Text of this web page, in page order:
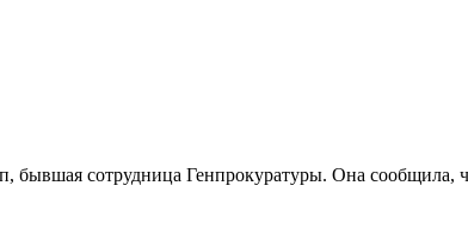
сотрудница Генпрокуратуры. Она сообщила,